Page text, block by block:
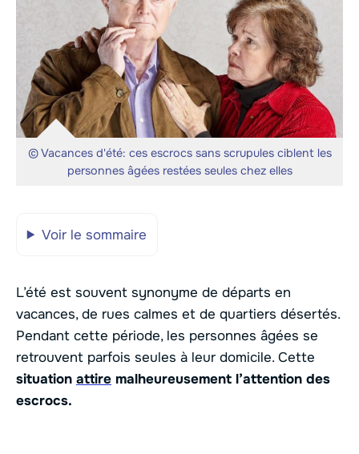
© Vacances d'été: ces escrocs sans scrupules ciblent les
personnes âgées restées seules chez elles
Voir le sommaire
L’été est souvent synonyme de départs en
vacances, de rues calmes et de quartiers désertés.
Pendant cette période, les personnes âgées se
retrouvent parfois seules à leur domicile. Cette
situation attire malheureusement l’attention des
escrocs.